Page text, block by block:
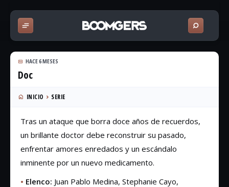
HACE 6 MESES
Doc
INICIO SERIE
Tras un ataque que borra doce años de recuerdos,
un brillante doctor debe reconstruir su pasado,
enfrentar amores enredados y un escándalo
inminente por un nuevo medicamento.
• Elenco: Juan Pablo Medina, Stephanie Cayo,